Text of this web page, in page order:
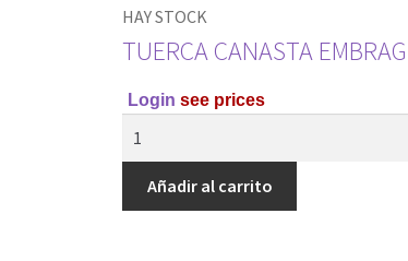
HAY STOCK
TUERCA CANASTA
Login see prices
Añadir al carrito